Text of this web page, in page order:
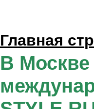
Главная
В Москве